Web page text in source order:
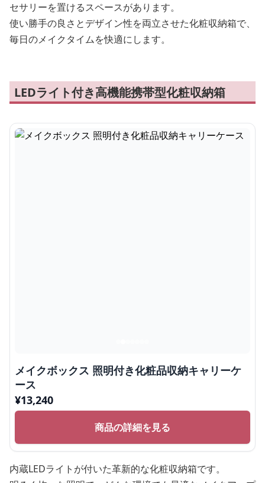
セサリーを置けるスペースがあります。
使い勝手の良さとデザイン性を両立させた化粧収納箱で、
毎日のメイクタイムを快適にします。
LEDライト付き高機能携帯型化粧収納箱
メイクボックス 照明付き化粧品収納キャリーケ
ース
¥13,240
商品の詳細を見る
内蔵LEDライトが付いた革新的な化粧収納箱です。